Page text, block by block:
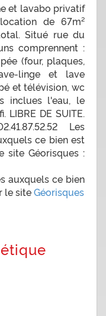
et lavabo privatif
de 67m²
Situé rue du
comprennent :
(four, plaques,
linge et lave
et télévision, wc
inclues l'eau, le
DE SUITE.
Les
ce bien est
site Géorisques :
auxquels ce bien
le siteGéorisques